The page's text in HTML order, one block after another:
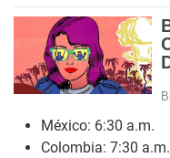
México: 6:30 a.m.
Colombia: 7:30 a.m.